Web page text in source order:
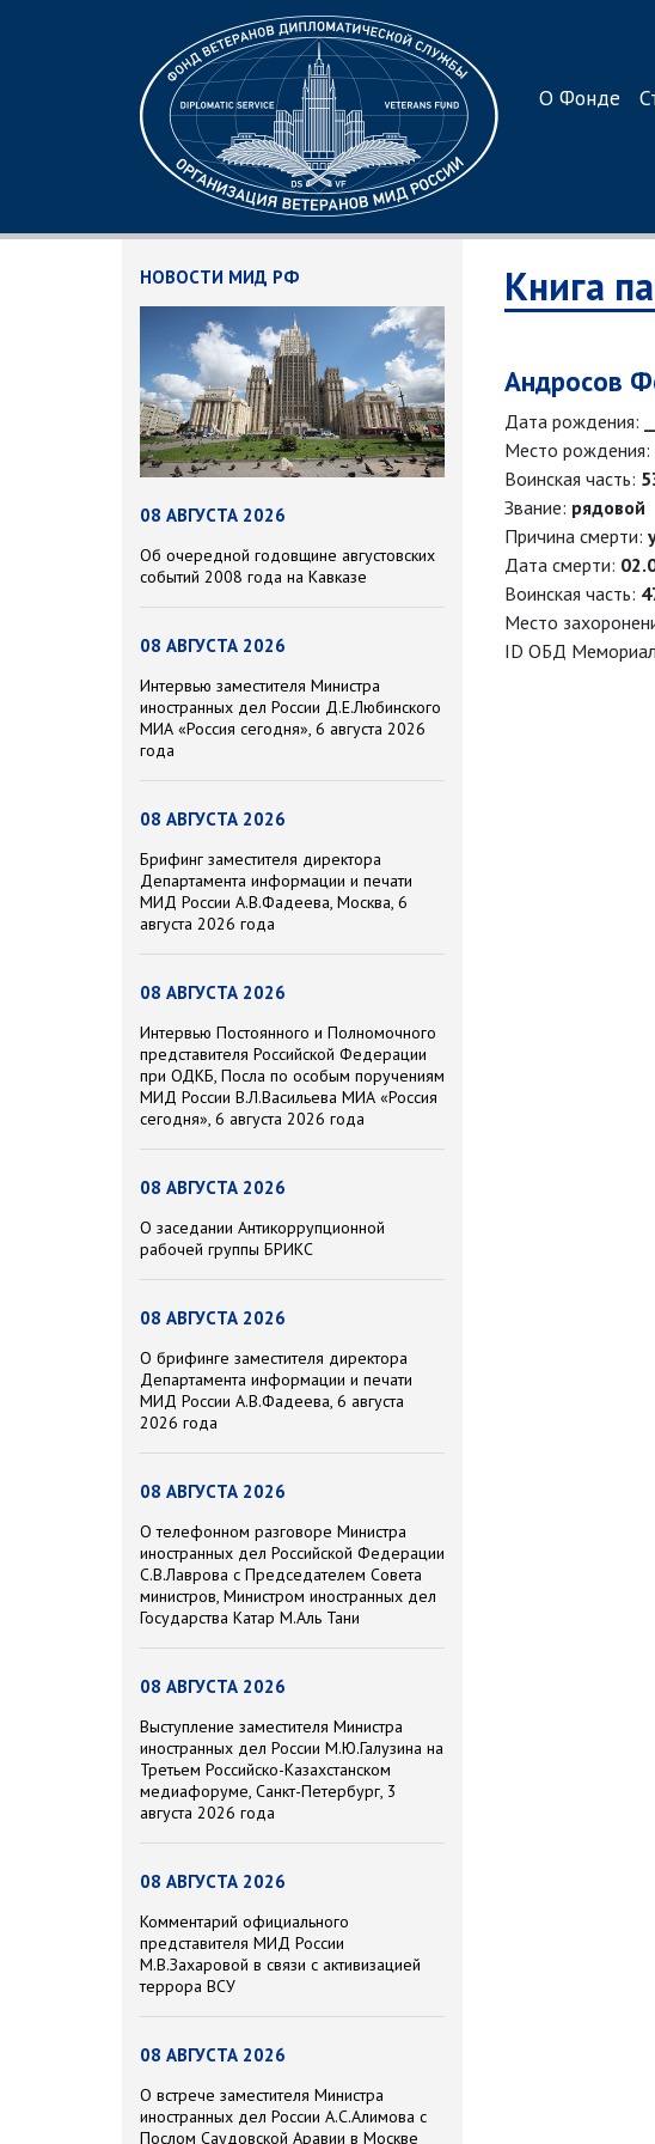
О Фонде
НОВОСТИ МИД РФ
08 АВГУСТА 2026
Об очередной годовщине августовских
событий 2008 года на Кавказе
08 АВГУСТА 2026
Интервью заместителя Министра
иностранных дел России Д.Е.Любинского
МИА «Россия сегодня», 6 августа 2026
года
08 АВГУСТА 2026
Брифинг заместителя директора
Департамента информации и печати
МИД России А.В.Фадеева, Москва, 6
августа 2026 года
08 АВГУСТА 2026
Интервью Постоянного и Полномочного
представителя Российской Федерации
при ОДКБ, Посла по особым поручениям
МИД России В.Л.Васильева МИА «Россия
сегодня», 6 августа 2026 года
08 АВГУСТА 2026
О заседании Антикоррупционной
рабочей группы БРИКС
08 АВГУСТА 2026
О брифинге заместителя директора
Департамента информации и печати
МИД России А.В.Фадеева, 6 августа
2026 года
08 АВГУСТА 2026
О телефонном разговоре Министра
иностранных дел Российской Федерации
С.В.Лаврова с Председателем Совета
министров, Министром иностранных дел
Государства Катар М.Аль Тани
08 АВГУСТА 2026
Выступление заместителя Министра
иностранных дел России М.Ю.Галузина на
Третьем Российско-Казахстанском
медиафоруме, Санкт-Петербург, 3
августа 2026 года
08 АВГУСТА 2026
Комментарий официального
представителя МИД России
М.В.Захаровой в связи с активизацией
террора ВСУ
08 АВГУСТА 2026
О встрече заместителя Министра
иностранных дел России А.С.Алимова с
Послом Саудовской Аравии в Москве
Книга
Андросов
Дата рождения:
Место рождения:
Воинская часть:
Звание: рядовой
Причина смерти:
Дата смерти:
Воинская часть:
Место
ID ОБД